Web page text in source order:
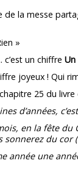
de la messe
»
c’est un chiffre Un
joyeux ! Qui
25 du
d’années,
en la fête
du cor
année une